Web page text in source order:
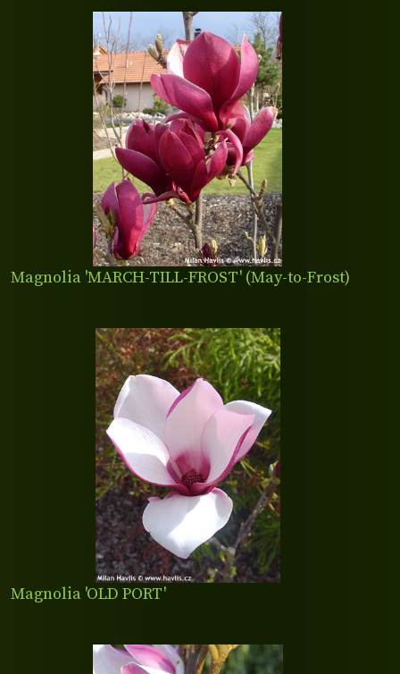
Magnolia 'MARCH-TILL-FROST' (May-to-Frost)
Magnolia 'OLD PORT'